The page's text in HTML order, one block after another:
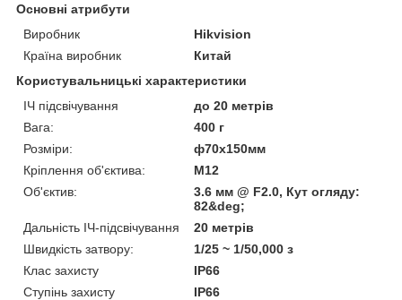
Основні атрибути
Виробник
Hikvision
Країна виробник
Китай
Користувальницькі характеристики
ІЧ підсвічування
до 20 метрів
Вага:
400 г
Розміри:
ф70х150мм
Кріплення об'єктива:
М12
Об'єктив:
3.6 мм @ F2.0, Кут огляду:
82&deg;
Дальність ІЧ-підсвічування
20 метрів
Швидкість затвору:
1/25 ~ 1/50,000 з
Клас захисту
IP66
Ступінь захисту
IP66